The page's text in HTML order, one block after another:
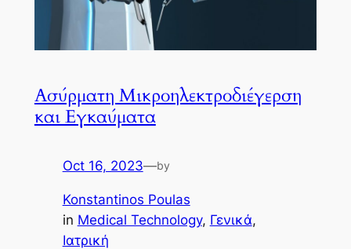
Ασύρματη Μικροηλεκτροδιέγερση
και Εγκαύματα
Oct 16, 2023—by
Konstantinos Poulas
in Medical Technology, Γενικά
Ιατρική